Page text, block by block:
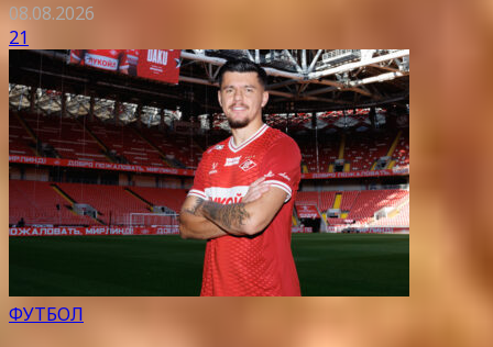
08.08.2026
21
ФУТБОЛ